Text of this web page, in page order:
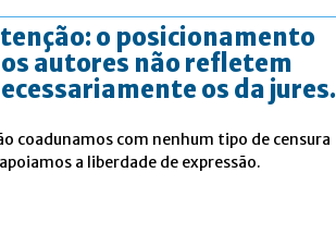
o posicionamento
autores não refletem
os da jures.
coadunamos com nenhum tipo de censura
a liberdade de expressão.